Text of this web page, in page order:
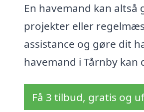
En havemand kan
projekter eller
assistance og gøre dit
havemand i Tårnby
Få 3 tilbud, gratis og